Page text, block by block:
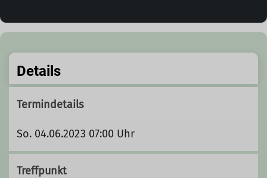
Details
Termindetails
So. 04.06.2023 07:00 Uhr
Treffpunkt